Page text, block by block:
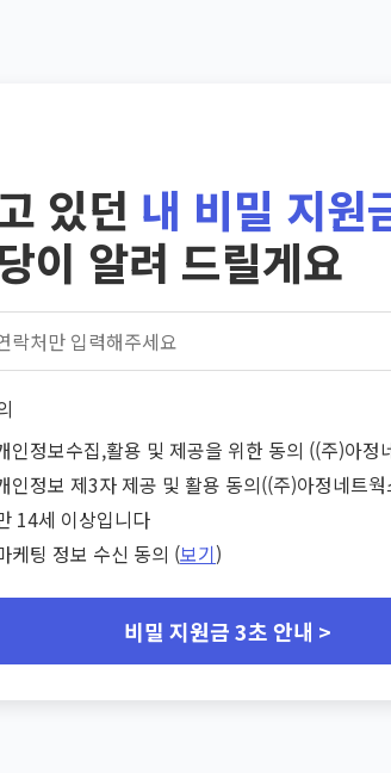
있던 내 비밀 지원
이 알려 드릴게요
인정보수집,활용 및 제공을 위한 동의 ((주)아정
인정보 제3자 제공 및 활용 동의((주)아정네트
14세 이상입니다
케팅 정보 수신 동의 (보기)
비밀 지원금 3초 안내 >